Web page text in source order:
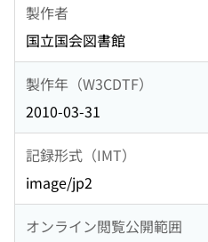
製作者
国立国会図書館
製作年（W3CDTF）
2010-03-31
記録形式（IMT）
image/jp2
オンライン閲覧公開範囲